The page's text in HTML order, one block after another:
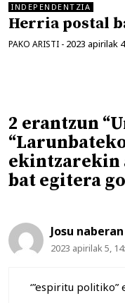
INDEPENDENTZIA
Herria postal
PAKO ARISTI - 2023 apirilak 4
2 erantzun
ekintzarekin
bat egitera
Josu naberan
2023 apirilak 5,
‘”espiritu